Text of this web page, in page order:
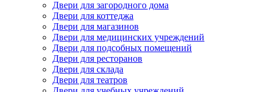
Двери для загородного дома
Двери для коттеджа
Двери для магазинов
Двери для медицинских учреждений
Двери для подсобных помещений
Двери для ресторанов
Двери для склада
Двери для театров